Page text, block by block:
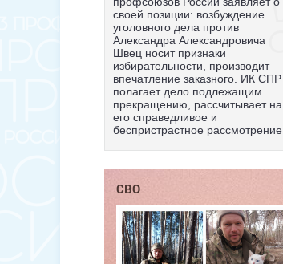
своей позиции: возбуждение
уголовного дела против
Александра Александровича
Швец носит признаки
избирательности, производит
впечатление заказного. ИК СПР
полагает дело подлежащим
прекращению, рассчитывает на
его справедливое и
беспристрастное рассмотрение.
СВО